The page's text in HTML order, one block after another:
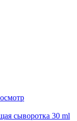
сыворотка 30 ml